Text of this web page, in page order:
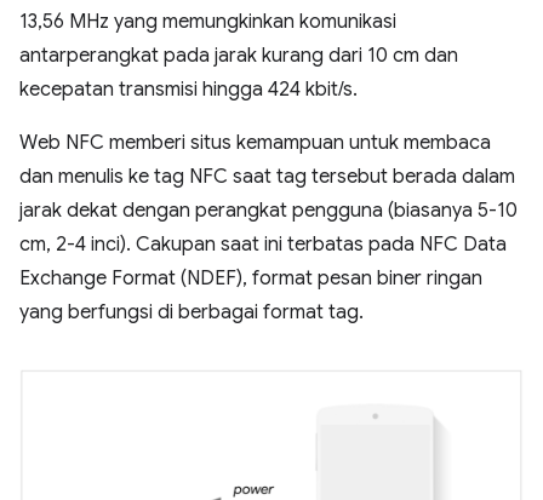
13,56 MHz yang memungkinkan komunikasi
antarperangkat pada jarak kurang dari 10 cm dan
kecepatan transmisi hingga 424 kbit/s.
Web NFC memberi situs kemampuan untuk membaca
dan menulis ke tag NFC saat tag tersebut berada dalam
jarak dekat dengan perangkat pengguna (biasanya 5-10
cm, 2-4 inci). Cakupan saat ini terbatas pada NFC Data
Exchange Format (NDEF), format pesan biner ringan
yang berfungsi di berbagai format tag.